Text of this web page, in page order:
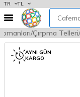
TR TL
Çırpma Telleri
AYNI GÜN
KARGO